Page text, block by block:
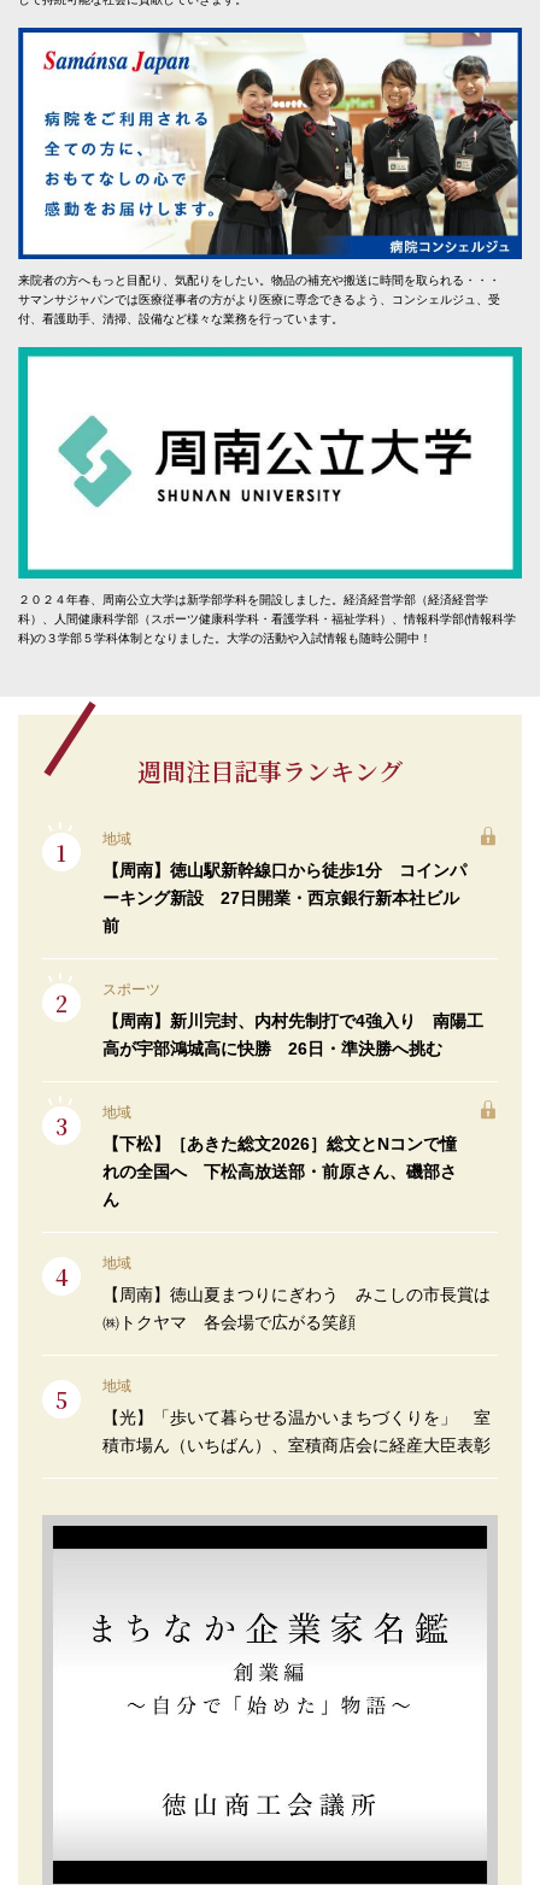
来院者の方へもっと目配り、気配りをしたい。物品の補充や搬送に時間を取られる・・・
サマンサジャパンでは医療従事者の方がより医療に専念できるよう、コンシェルジュ、受
付、看護助手、清掃、設備など様々な業務を行っています。
２０２４年春、周南公立大学は新学部学科を開設しました。経済経営学部（経済経営学
科）、人間健康科学部（スポーツ健康科学科・看護学科・福祉学科）、情報科学部(情報科学
科)の３学部５学科体制となりました。大学の活動や入試情報も随時公開中！
週間注目記事ランキング
地域
【周南】徳山駅新幹線口から徒歩1分 コインパ
ーキング新設 27日開業・西京銀行新本社ビル
前
スポーツ
【周南】新川完封、内村先制打で4強入り 南陽工
高が宇部鴻城高に快勝 26日・準決勝へ挑む
地域
【下松】［あきた総文2026］総文とNコンで憧
れの全国へ 下松高放送部・前原さん、磯部さ
ん
地域
【周南】徳山夏まつりにぎわう みこしの市長賞は
㈱トクヤマ 各会場で広がる笑顔
地域
【光】「歩いて暮らせる温かいまちづくりを」 室
積市場ん（いちばん）、室積商店会に経産大臣表彰